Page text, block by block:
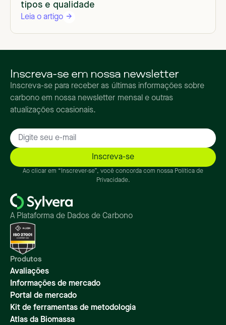
tipos e qualidade
Leia o artigo
Inscreva-se em nossa newsletter
Inscreva-se para receber as últimas informações sobre
carbono em nossa newsletter mensal e outras
atualizações ocasionais.
Ao clicar em “Inscrever-se”, você concorda com nossa Política de
Privacidade.
A Plataforma de Dados de Carbono
Produtos
Avaliações
Informações de mercado
Portal de mercado
Kit de ferramentas de metodologia
Atlas da Biomassa